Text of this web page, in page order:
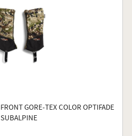
GORE-TEX COLOR OPTIFADE
SUBALPINE